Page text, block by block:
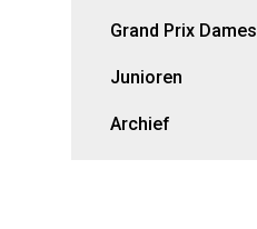
Grand Prix Dames
Junioren
Archief